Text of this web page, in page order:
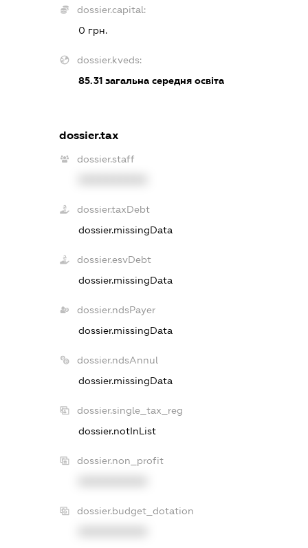
dossier.capital:
0 грн.
dossier.kveds:
85.31 загальна середня освіта
dossier.tax
dossier.staff
dossier.taxDebt
dossier.missingData
dossier.esvDebt
dossier.missingData
dossier.ndsPayer
dossier.missingData
dossier.ndsAnnul
dossier.missingData
dossier.single_tax_reg
dossier.notInList
dossier.non_profit
dossier.budget_dotation